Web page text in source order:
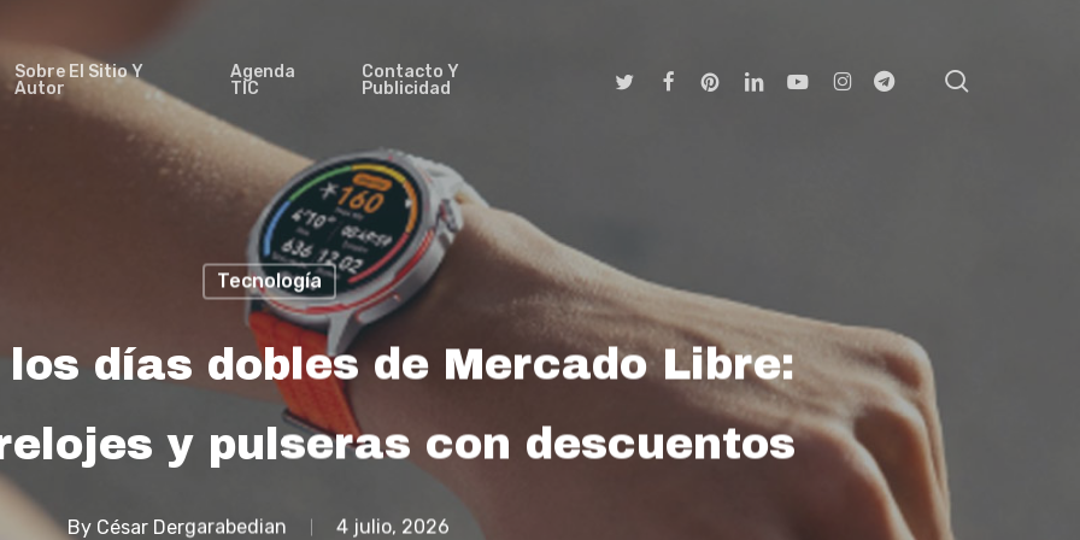
Sobre El Sitio Y
Autor
Agenda
TIC
Contacto Y
Publicidad
TwitterFacebookPinterestLinkedinYoutubeInstagramTelegram
Tecnología
días dobles de Mercado Libre:
y pulseras con descuentos
By César Dergarabedian 4 julio, 2026